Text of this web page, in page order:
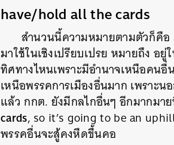
have/hold all the cards
สำนวนนี้ความหมายตามตัวก็คื
มาใช้ในเชิงเปรียบเปรย หมายถึง อ
ทิศทางไหนเพราะมีอำนาจเหนือคนอื่
เหนือพรรคการเมืองอื่นมาก เพราะ
แล้ว กกต. ยังมีกลไกอื่นๆ อีกมากมา
cards, so it’s going to be an
พรรคอื่นจะสู้คงหืดขึ้นคอ